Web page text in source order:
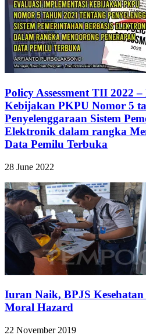
Policy Assessment TII 2022
Kebijakan PKPU Nomor 5
Penyelenggaraan Sistem
Elektronik dalam rangka
Data Pemilu Terbuka
28 June 2022
Iuran Naik, BPJS
Moral Hazard
22 November 2019